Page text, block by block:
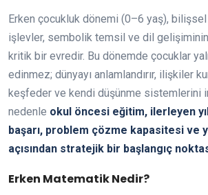
Erken çocukluk dönemi (0–6 yaş),
işlevler, sembolik temsil ve dil gelişiminin
kritik bir evredir. Bu dönemde çocuklar
edinmez; dünyayı anlamlandırır, ilişkiler
keşfeder ve kendi düşünme sistemlerini
nedenle okul öncesi eğitim, ilerleyen
başarı, problem çözme kapasitesi ve
açısından stratejik bir başlangıç
Erken Matematik Nedir?